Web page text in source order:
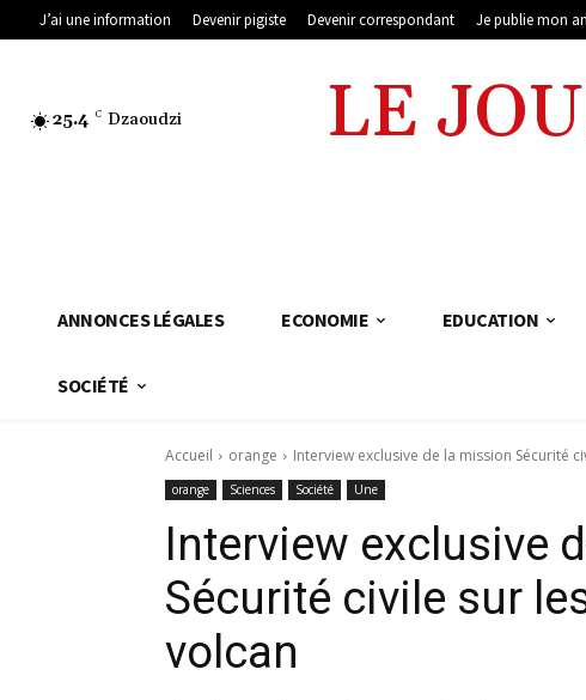
J’ai une information Devenir pigiste Devenir correspondant Je publie mon
25.4 C Dzaoudzi LE
ANNONCES LÉGALES ECONOMIE EDUCATION
SOCIÉTÉ
Accueil orange Interview exclusive de la mission Sécurité
orange Sciences Société Une
Interview exclusive
Sécurité civile sur
volcan